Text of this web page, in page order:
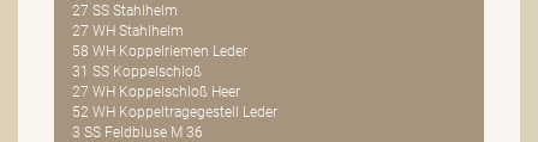
27 SS Stahlhelm
27 WH Stahlhelm
58 WH Koppelriemen Leder
31 SS Koppelschloß
27 WH Koppelschloß Heer
52 WH Koppeltragegestell Leder
3 SS Feldbluse M 36